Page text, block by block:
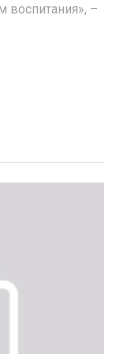
воспитания», –